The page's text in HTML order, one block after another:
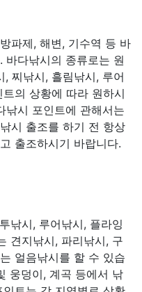
파제, 해변, 기수역 등 바
바다낚시의 종류로는 원
찌낚시, 흘림낚시, 루어
의 상황에 따라 원하시
낚시 포인트에 관해서는
시 출조를 하기 전 항상
출조하시기 바랍니다.
낚시, 루어낚시, 플라잉
견지낚시, 파리낚시, 구
얼음낚시를 할 수 있습
웅덩이, 계곡 등에서 낚